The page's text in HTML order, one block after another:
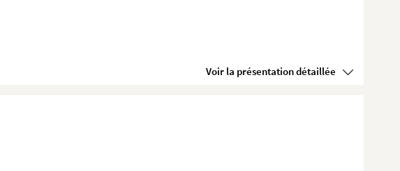
Voir la présentation détaillée